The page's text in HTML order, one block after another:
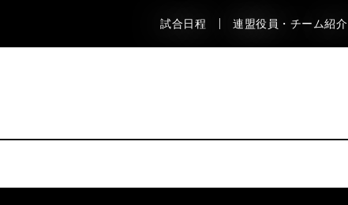
試合日程 連盟役員・チーム紹介